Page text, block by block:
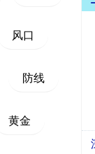
风口
防线
黄金